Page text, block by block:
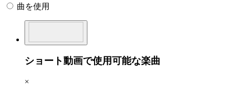
曲を使用
ショート動画で使用可能な楽曲
×